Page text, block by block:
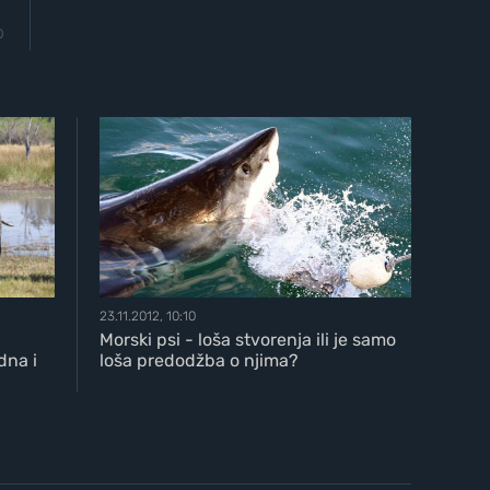
i
23.11.2012, 10:10
Morski psi - loša stvorenja ili je samo
loša predodžba o njima?